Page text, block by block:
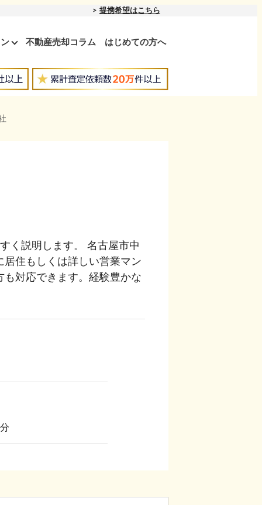
提携希望はこちら
不動産売却コラム はじめての方へ
く説明します。 名古屋市中
住もしくは詳しい営業マン
対応できます。経験豊かな